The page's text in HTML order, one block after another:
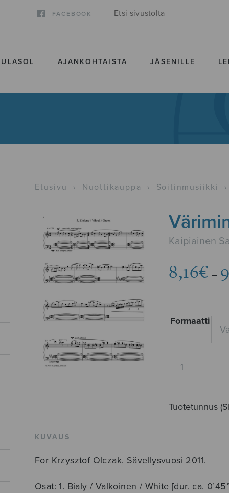
FACEBOOK
AJANKOHTAISTA JÄSENILLE
Etusivu › Nuottikauppa › Soitinmusiikki ›
Kaipiainen
8,16€ –
Formaatti
Väriminiatyyrit
Tuotetunnus
KUVAUS
For Krzysztof Olczak. Sävellysvuosi 2011.
Osat: 1. Bialy / Valkoinen / White [dur. ca.